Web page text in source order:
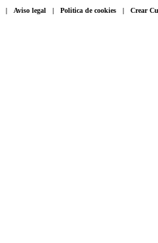
| Aviso legal | Politica de cookies | Crear